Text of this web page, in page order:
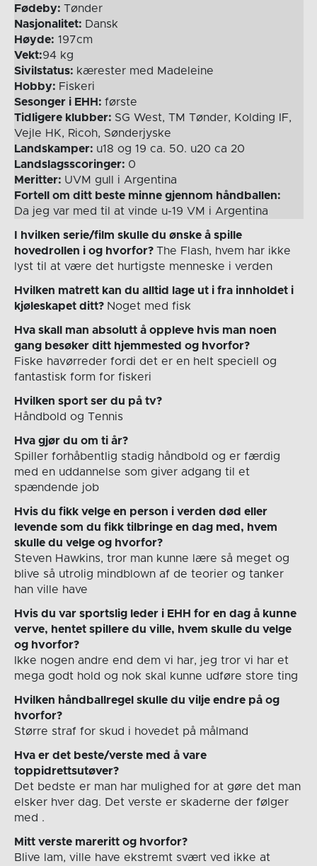
Fødeby: Tønder
Nasjonalitet: Dansk
Høyde: 197cm
Vekt:94 kg
Sivilstatus: kærester med Madeleine
Hobby: Fiskeri
Sesonger i EHH: første
Tidligere klubber: SG West, TM Tønder, Kolding IF,
Vejle HK, Ricoh, Sønderjyske
Landskamper: u18 og 19 ca. 50. u20 ca 20
Landslagsscoringer: 0
Meritter: UVM gull i Argentina
Fortell om ditt beste minne gjennom håndballen:
Da jeg var med til at vinde u-19 VM i Argentina
I hvilken serie/film skulle du ønske å spille
hovedrollen i og hvorfor? The Flash, hvem har ikke
lyst til at være det hurtigste menneske i verden
Hvilken matrett kan du alltid lage ut i fra innholdet i
kjøleskapet ditt? Noget med fisk
Hva skall man absolutt å oppleve hvis man noen
gang besøker ditt hjemmested og hvorfor?
Fiske havørreder fordi det er en helt speciell og
fantastisk form for fiskeri
Hvilken sport ser du på tv?
Håndbold og Tennis
Hva gjør du om ti år?
Spiller forhåbentlig stadig håndbold og er færdig
med en uddannelse som giver adgang til et
spændende job
Hvis du fikk velge en person i verden død eller
levende som du fikk tilbringe en dag med, hvem
skulle du velge og hvorfor?
Steven Hawkins, tror man kunne lære så meget og
blive så utrolig mindblown af de teorier og tanker
han ville have
Hvis du var sportslig leder i EHH for en dag å kunne
verve, hentet spillere du ville, hvem skulle du velge
og hvorfor?
Ikke nogen andre end dem vi har, jeg tror vi har et
mega godt hold og nok skal kunne udføre store ting
Hvilken håndballregel skulle du vilje endre på og
hvorfor?
Større straf for skud i hovedet på målmand
Hva er det beste/verste med å vare
toppidrettsutøver?
Det bedste er man har mulighed for at gøre det man
elsker hver dag. Det verste er skaderne der følger
med .
Mitt verste mareritt og hvorfor?
Blive lam, ville have ekstremt svært ved ikke at